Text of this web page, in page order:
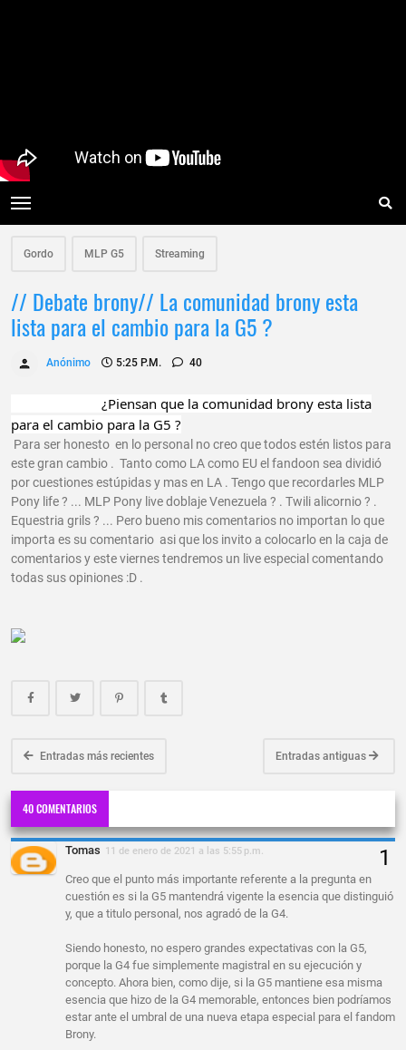
Gordo MLP G5 Streaming
// Debate brony// La comunidad brony esta
lista para el cambio para la G5 ?
Anónimo 5:25 P.m. 40
¿Piensan que la comunidad brony esta lista
para el cambio para la G5 ?
Para ser honesto en lo personal no creo que todos estén listos para
este gran cambio . Tanto como LA como EU el fandoon sea dividió
por cuestiones estúpidas y mas en LA . Tengo que recordarles MLP
Pony life ? ... MLP Pony live doblaje Venezuela ? . Twili alicornio ? .
Equestria grils ? ... Pero bueno mis comentarios no importan lo que
importa es su comentario asi que los invito a colocarlo en la caja de
comentarios y este viernes tendremos un live especial comentando
todas sus opiniones :D .
Entradas más recientes Entradas antiguas
40 COMENTARIOS
Tomas 11 de enero de 2021 a las 5:55 p.m.
Creo que el punto más importante referente a la pregunta en
cuestión es si la G5 mantendrá vigente la esencia que distinguió
y, que a titulo personal, nos agradó de la G4.
Siendo honesto, no espero grandes expectativas con la G5,
porque la G4 fue simplemente magistral en su ejecución y
concepto. Ahora bien, como dije, si la G5 mantiene esa misma
esencia que hizo de la G4 memorable, entonces bien podríamos
estar ante el umbral de una nueva etapa especial para el fandom
Brony.